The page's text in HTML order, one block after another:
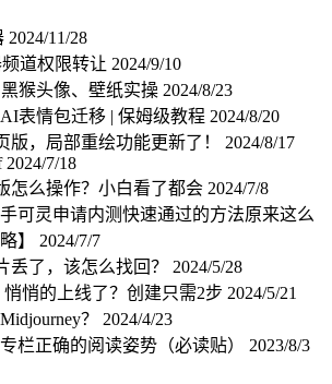
2024/11/28
道权限转让 2024/9/10
猴头像、壁纸实操 2024/8/23
表情包迁移 | 保姆级教程 2024/8/20
版，局部重绘功能更新了！ 2024/8/17
2024/7/18
怎么操作？小白看了都会 2024/7/8
可灵申请内测快速通过的方法原来这么
】 2024/7/7
丢了，该怎么找回？ 2024/5/28
悄的上线了？创建只需2步 2024/5/21
？ 2024/4/23
栏正确的阅读姿势（必读贴） 2023/8/3